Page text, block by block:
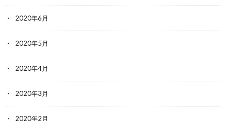
2020年6月
2020年5月
2020年4月
2020年3月
2020年2月